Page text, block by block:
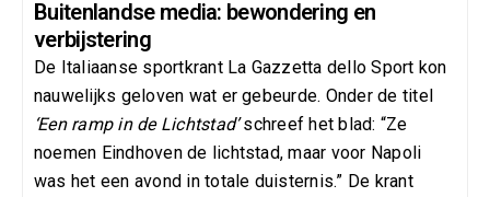
Buitenlandse media: bewondering en
verbijstering
De Italiaanse sportkrant La Gazzetta dello Sport kon
nauwelijks geloven wat er gebeurde. Onder de titel
‘Een ramp in de Lichtstad’schreef het blad: “Ze
noemen Eindhoven de lichtstad, maar voor Napoli
was het een avond in totale duisternis.” De krant